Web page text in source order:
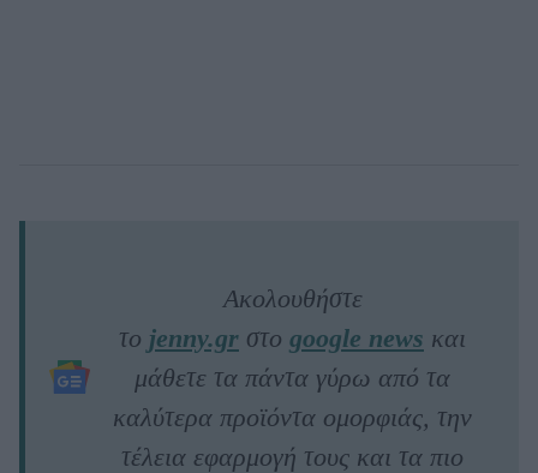
Ακολουθήστε
το jenny.gr στο google news και
μάθετε τα πάντα γύρω από τα
καλύτερα προϊόντα ομορφιάς, την
τέλεια εφαρμογή τους και τα πιο